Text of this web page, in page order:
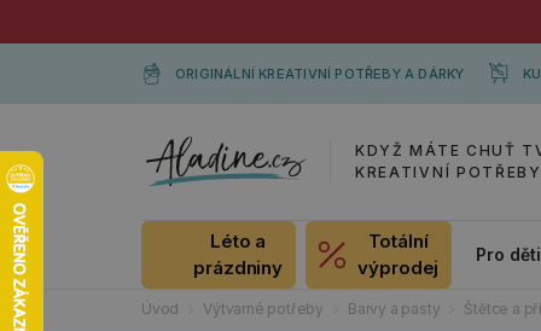
ORIGINÁLNÍ KREATIVNÍ POTŘEBY A DÁRKY
KDYŽ MÁTE CHUŤ
KREATIVNÍ
Léto a
prázdniny
Totální
výprodej
Pro
Úvod Výtvarné potřeby Barvy a pasty Štětce a